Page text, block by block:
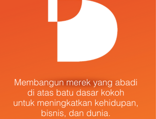
Membangun merek yang abadi
di atas batu dasar kokoh
untuk meningkatkan kehidupan,
bisnis, dan dunia.